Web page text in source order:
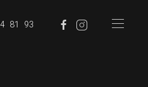
81 93